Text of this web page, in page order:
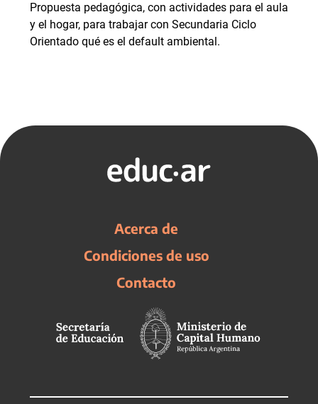
Propuesta pedagógica, con actividades para el aula
y el hogar, para trabajar con Secundaria Ciclo
Orientado qué es el default ambiental.
Acerca de
Condiciones de uso
Contacto